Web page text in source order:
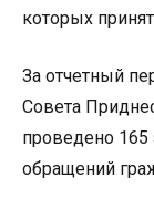
которых
За отчетный
Совета
проведено 165
обращений